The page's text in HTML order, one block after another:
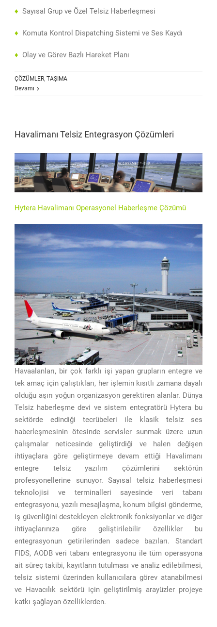
♦ Sayısal Grup ve Özel Telsiz Haberleşmesi
♦ Komuta Kontrol Dispatching Sistemi ve Ses Kaydı
♦ Olay ve Görev Bazlı Hareket Planı
ÇÖZÜMLER, TAŞIMA
Devamı
Havalimanı Telsiz Entegrasyon Çözümleri
Hytera Havalimanı Operasyonel Haberleşme Çözümü
Havaalanları, bir çok farklı işi yapan grupların entegre ve
tek amaç için çalıştıkları, her işlemin kısıtlı zamana dayalı
olduğu aşırı yoğun organizasyon gerektiren alanlar. Dünya
Telsiz haberleşme devi ve sistem entegratörü Hytera bu
sektörde edindiği tecrübeleri ile klasik telsiz ses
haberleşmesinin ötesinde servisler sunmak üzere uzun
çalışmalar neticesinde geliştirdiği ve halen değişen
ihtiyaçlara göre geliştirmeye devam ettiği Havalimanı
entegre telsiz yazılım çözümlerini sektörün
profesyonellerine sunuyor. Sayısal telsiz haberleşmesi
teknolojisi ve terminalleri sayesinde veri tabanı
entegrasyonu, yazılı mesajlaşma, konum bilgisi gönderme,
iş güvenliğini destekleyen elektronik fonksiyonlar ve diğer
ihtiyaçlarınıza göre geliştirilebilir özellikler bu
entegrasyonun getirilerinden sadece bazıları. Standart
FIDS, AODB veri tabanı entegrasyonu ile tüm operasyona
ait süreç takibi, kayıtların tutulması ve analiz edilebilmesi,
telsiz sistemi üzerinden kullanıcılara görev atanabilmesi
ve Havacılık sektörü için geliştirilmiş arayüzler projeye
katkı şağlayan özelliklerden.